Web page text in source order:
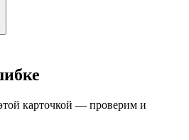
карточкой — проверим и